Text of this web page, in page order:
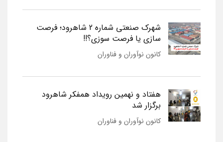
شهرک صنعتی شماره 2 شاهرود؛ فرصت
سازی یا فرصت سوزی؟!!
کانون نوآوران و فناوران
هفتاد و نهمین رویداد همفکر شاهرود
برگزار شد
کانون نوآوران و فناوران